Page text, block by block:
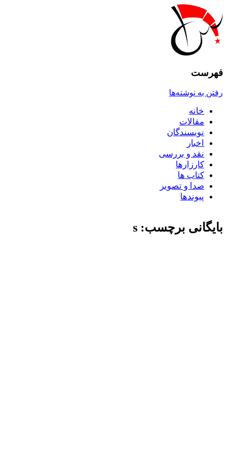
فهرست
رفتن به نوشته‌ها
خانه
مقالات
نويسندگان
اخبار
نقد و بررسى
کارزارها
کتاب ها
صدا و تصوير
پيوندها
بایگانی برچسب: s